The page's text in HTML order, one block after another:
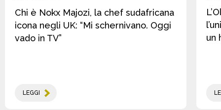
Chi è Nokx Majozi, la chef sudafricana
icona negli UK: “Mi schernivano. Oggi
vado in TV”
LEGGI
un